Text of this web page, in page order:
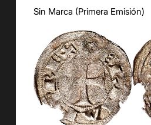
Sin Marca (Primera Emisión)